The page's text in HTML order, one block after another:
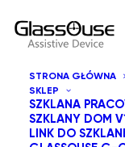
STRONA GŁÓWNA
SKLEP
SZKLANA
SZKLANY DOM
LINK DO